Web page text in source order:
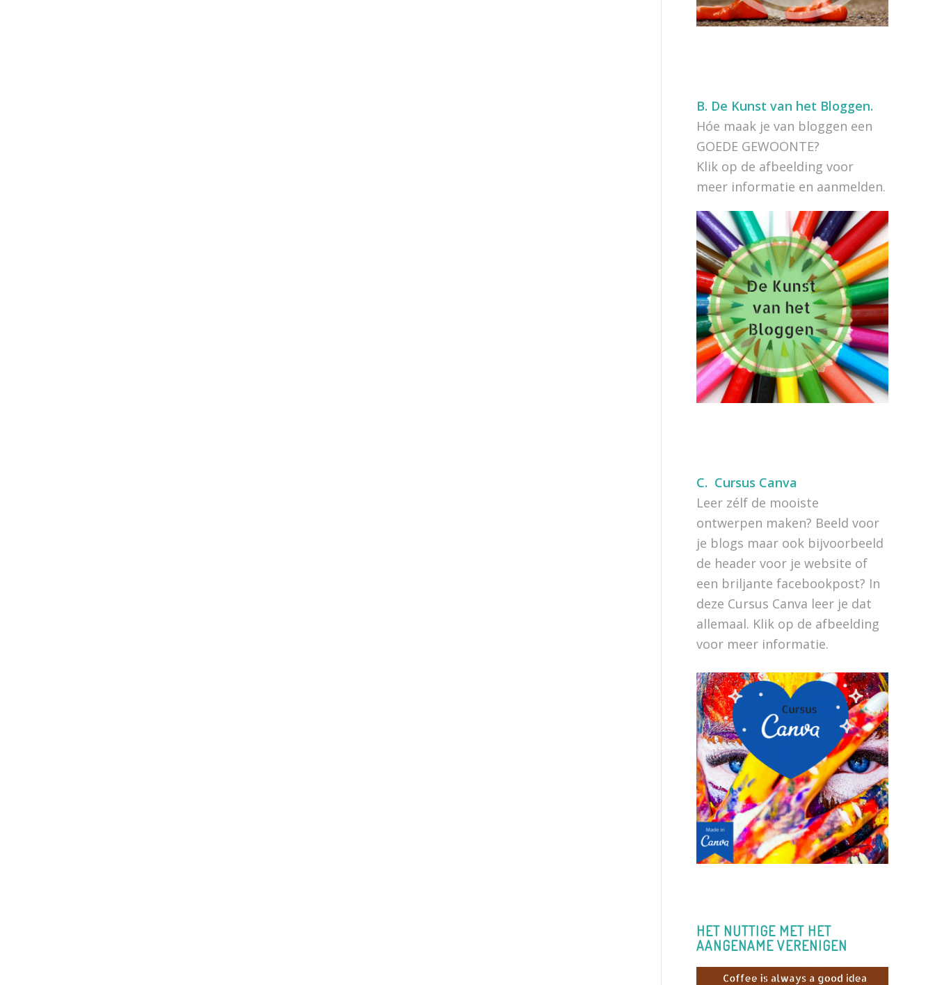
B. De Kunst van het Bloggen.
Hóe maak je van bloggen een
GOEDE GEWOONTE?
Klik op de afbeelding voor
meer informatie en aanmelden.
C. Cursus Canva
Leer zélf de mooiste
ontwerpen maken? Beeld voor
je blogs maar ook bijvoorbeeld
de header voor je website of
een briljante facebookpost? In
deze Cursus Canva leer je dat
allemaal. Klik op de afbeelding
voor meer informatie.
HET NUTTIGE MET HET
AANGENAME VERENIGEN